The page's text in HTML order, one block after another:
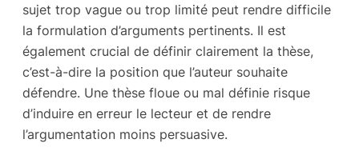
sujet trop vague ou trop limité peut rendre difficile
la formulation d’arguments pertinents. Il est
également crucial de définir clairement la thèse,
c’est-à-dire la position que l’auteur souhaite
défendre. Une thèse floue ou mal définie risque
d’induire en erreur le lecteur et de rendre
l’argumentation moins persuasive.